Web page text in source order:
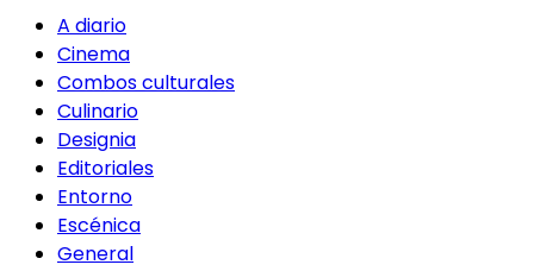
A diario
Cinema
Combos culturales
Culinario
Designia
Editoriales
Entorno
Escénica
General